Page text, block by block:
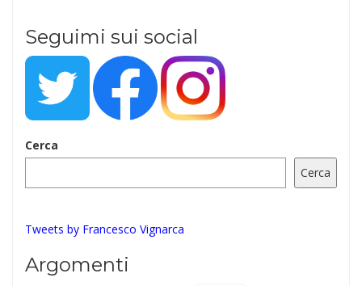
Seguimi sui social
Cerca
Cerca
Tweets by Francesco Vignarca
Argomenti